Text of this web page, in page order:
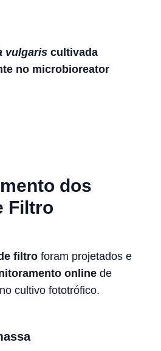
vulgaris cultivada
no microbioreator
dos
Filtro
filtro foram projetados e
online de
cultivo fototrófico.